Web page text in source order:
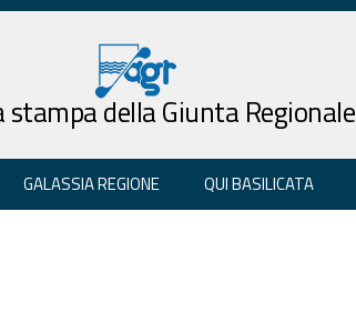
stampa della Giunta Regionale
GALASSIA REGIONE QUI BASILICATA